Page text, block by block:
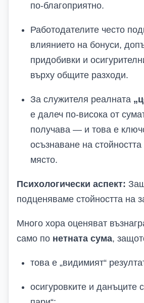
по-благоприятно.
Работодателите често
влиянието на бонуси,
придобивки и
върху общите разходи.
За служителя реалната
е далеч по-висока от
получава — и това е
осъзнаване на
място.
Психологически аспект:
подценяваме стойността на
Много хора оценяват
само по нетната сума,
това е „видимият“
осигуровките и данъците